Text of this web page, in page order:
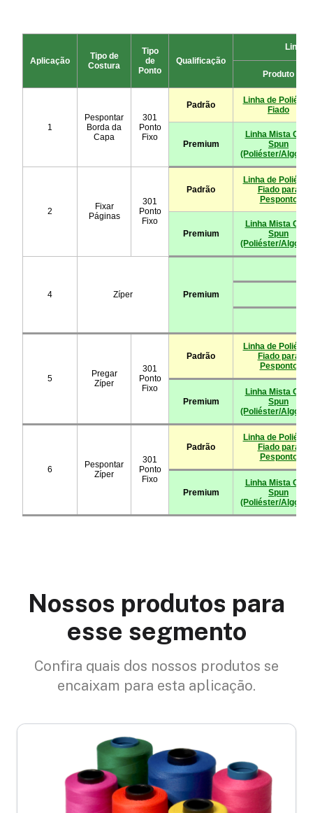
Nossos produtos para
esse segmento
Confira quais dos nossos produtos se
encaixam para esta aplicação.